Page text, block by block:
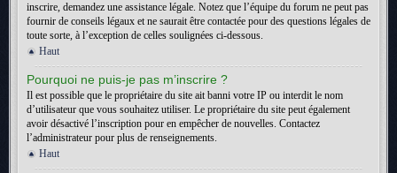
inscrire, demandez une assistance légale. Notez que l’équipe du forum ne peut pas
fournir de conseils légaux et ne saurait être contactée pour des questions légales de
toute sorte, à l’exception de celles soulignées ci-dessous.
Haut
Pourquoi ne puis-je pas m’inscrire ?
Il est possible que le propriétaire du site ait banni votre IP ou interdit le nom
d’utilisateur que vous souhaitez utiliser. Le propriétaire du site peut également
avoir désactivé l’inscription pour en empêcher de nouvelles. Contactez
l’administrateur pour plus de renseignements.
Haut